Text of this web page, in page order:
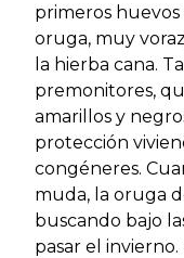
primeros huevos
oruga, muy
la hierba cana.
premonitores,
amarillos y
protección
congéneres.
muda, la oruga
buscando bajo
pasar el